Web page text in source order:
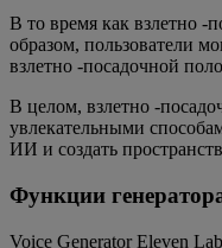
В то время как взлетно -
образом, пользователи
взлетно -посадочной
В целом, взлетно -
увлекательными
ИИ и создать
Функции
Voice Generator Eleven